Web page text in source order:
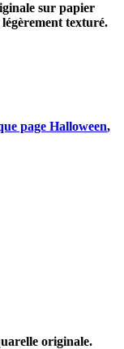
sur papier
texturé.
page Halloween,
originale.